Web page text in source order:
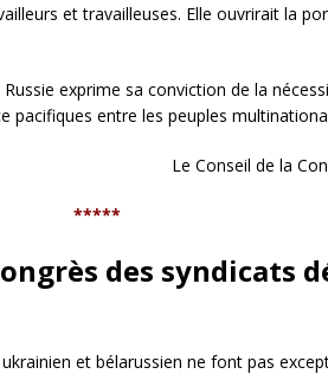
et travailleuses. Elle ouvrirait la
exprime sa conviction de la
entre les peuples
Le Conseil de la
*****
des syndicats
et bélarussien ne font pas